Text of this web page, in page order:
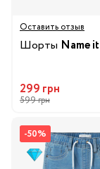
Оставить отзыв
Шорты Name it
299 грн
599 грн
-50%